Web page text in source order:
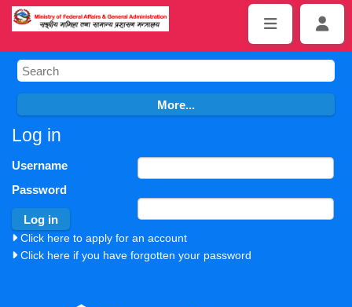
Log in
Username
Password
Click here to apply for an account
Click here if you have forgotten your password